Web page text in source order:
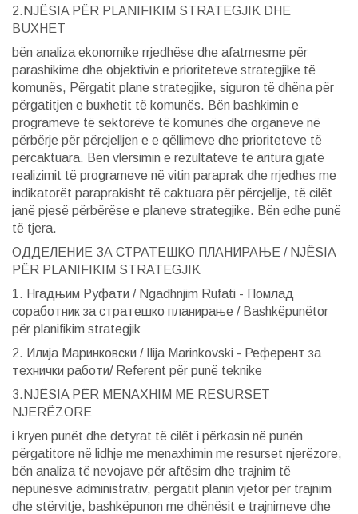
2.NJËSIA PËR PLANIFIKIM STRATEGJIK DHE
BUXHET
bën analiza ekonomike rrjedhëse dhe afatmesme për
parashikime dhe objektivin e prioriteteve strategjike të
komunës, Përgatit plane strategjike, siguron të dhëna për
përgatitjen e buxhetit të komunës. Bën bashkimin e
programeve të sektorëve të komunës dhe organeve në
përbërje për përcjelljen e e qëllimeve dhe prioriteteve të
përcaktuara. Bën vlersimin e rezultateve të aritura gjatë
realizimit të programeve në vitin paraprak dhe rrjedhes me
indikatorët paraprakisht të caktuara për përcjellje, të cilët
janë pjesë përbërëse e planeve strategjike. Bën edhe punë
të tjera.
ОДДЕЛЕНИЕ ЗА СТРАТЕШКО ПЛАНИРАЊЕ / NJËSIA
PËR PLANIFIKIM STRATEGJIK
1. Нгадњим Руфати / Ngadhnjim Rufati - Помлад
соработник за стратешко планирање / Bashkëpunëtor
për planifikim strategjik
2. Илија Мaринковски / Ilija Marinkovski - Референт за
технички работи/ Referent për punë teknike
3.NJËSIA PËR MENAXHIM ME RESURSET
NJERËZORE
i kryen punët dhe detyrat të cilët i përkasin në punën
përgatitore në lidhje me menaxhimin me resurset njerëzore,
bën analiza të nevojave për aftësim dhe trajnim të
nëpunësve administrativ, përgatit planin vjetor për trajnim
dhe stërvitje, bashkëpunon me dhënësit e trajnimeve dhe